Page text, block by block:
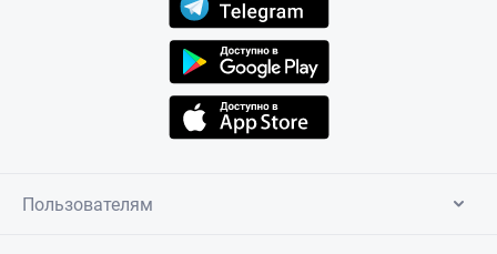
Пользователям